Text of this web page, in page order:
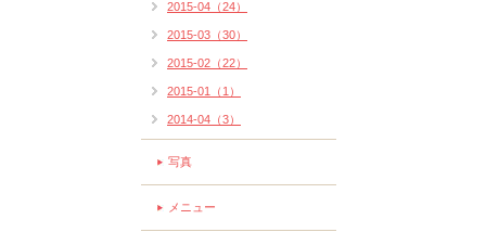
2015-04（24）
2015-03（30）
2015-02（22）
2015-01（1）
2014-04（3）
写真
メニュー